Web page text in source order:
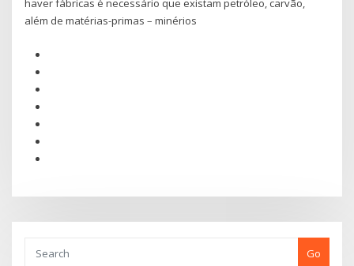
haver fábricas é necessário que existam petróleo, carvão,
além de matérias-primas – minérios
Go